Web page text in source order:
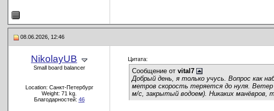
08.06.2026, 12:46
NikolayUB
Small board balancer
Location: Санкт-Петербург
Weight: 71 kg.
Благодарностей: 46
Цитата:
Сообщение от vital7
Добрый день, я только учусь. Вопрос как
метров скорость теряется до нуля. Ветер
м/с, закрытый водоем). Никаких манёвров,